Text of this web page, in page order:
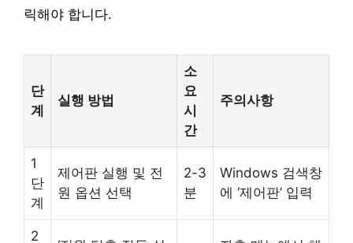
릭해야 합니다.
단
계
실행 방법
소
요
시
간
주의사항
1
단
계
제어판 실행 및 전
원 옵션 선택
2-3
분
Windows 검색창
에 ‘제어판’ 입력
2